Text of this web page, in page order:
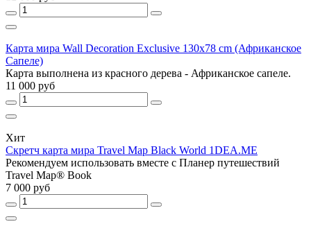
Карта мира Wall Decoration Exclusive 130х78 cm (Африканское
Сапеле)
Карта выполнена из красного дерева - Африканское сапеле.
11 000 руб
Хит
Скретч карта мира Travel Map Black World 1DEA.ME
Рекомендуем использовать вместе с Планер путешествий
Travel Map® Book
7 000 руб